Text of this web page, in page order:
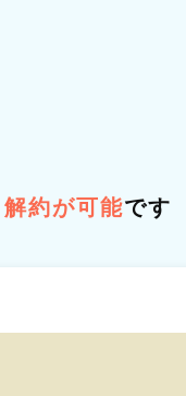
約が可能です